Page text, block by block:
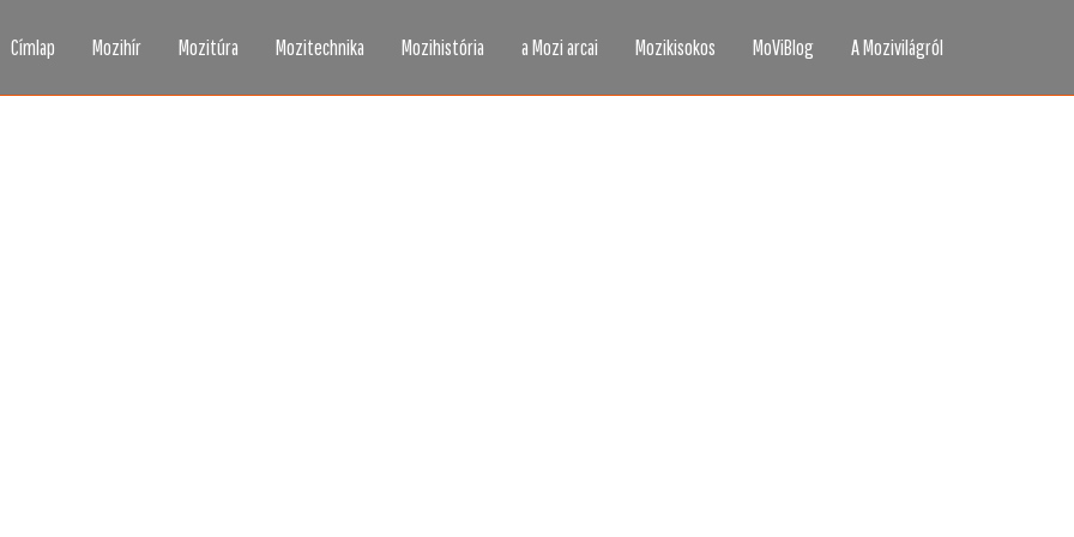
Címlap Mozihír Mozitúra Mozitechnika Mozihistória a Mozi arcai Mozikisokos MoViBlog A Mozivilágról